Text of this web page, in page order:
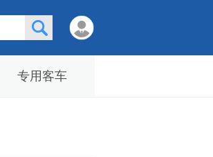
专用客车